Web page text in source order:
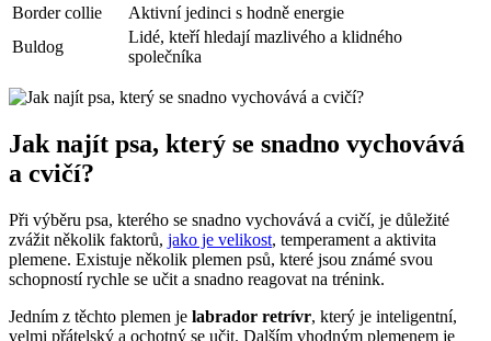
Border ​collie
Aktivní jedinci s⁢ hodně energie
Buldog
Lidé, kteří ⁤hledají mazlivého a klidného
⁢společníka
Jak​ najít⁤ psa,⁣ který se‍ snadno vychovává
a cvičí?
Při výběru⁢ psa, ⁣kterého se snadno vychovává ‍a cvičí, je důležité⁢
zvážit několik faktorů, jako je velikost, ‍temperament‌ a ‍aktivita
plemene. Existuje několik plemen psů, které ⁣jsou známé svou
schopností rychle se učit a ‍snadno⁣ reagovat ⁤na trénink.
Jedním z ⁣těchto plemen je labrador retrívr, který je inteligentní,
velmi⁢ přátelský a ochotný ⁢se učit. Dalším vhodným plemenem je